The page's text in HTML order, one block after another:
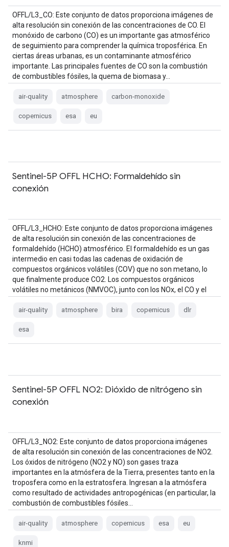
OFFL/L3_CO: Este conjunto de datos proporciona imágenes de
alta resolución sin conexión de las concentraciones de CO. El
monóxido de carbono (CO) es un importante gas atmosférico
de seguimiento para comprender la química troposférica. En
ciertas áreas urbanas, es un contaminante atmosférico
importante. Las principales fuentes de CO son la combustión
de combustibles fósiles, la quema de biomasa y…
air-quality atmosphere carbon-monoxide
copernicus esa eu
Sentinel-5P OFFL HCHO: Formaldehído sin
conexión
OFFL/L3_HCHO: Este conjunto de datos proporciona imágenes
de alta resolución sin conexión de las concentraciones de
formaldehído (HCHO) atmosférico. El formaldehído es un gas
intermedio en casi todas las cadenas de oxidación de
compuestos orgánicos volátiles (COV) que no son metano, lo
que finalmente produce CO2. Los compuestos orgánicos
volátiles no metánicos (NMVOC), junto con los NOx, el CO y el
air-quality atmosphere bira copernicus dlr
esa
Sentinel-5P OFFL NO2: Dióxido de nitrógeno sin
conexión
OFFL/L3_NO2: Este conjunto de datos proporciona imágenes
de alta resolución sin conexión de las concentraciones de NO2.
Los óxidos de nitrógeno (NO2 y NO) son gases traza
importantes en la atmósfera de la Tierra, presentes tanto en la
troposfera como en la estratosfera. Ingresan a la atmósfera
como resultado de actividades antropogénicas (en particular, la
combustión de combustibles fósiles…
air-quality atmosphere copernicus esa eu
knmi